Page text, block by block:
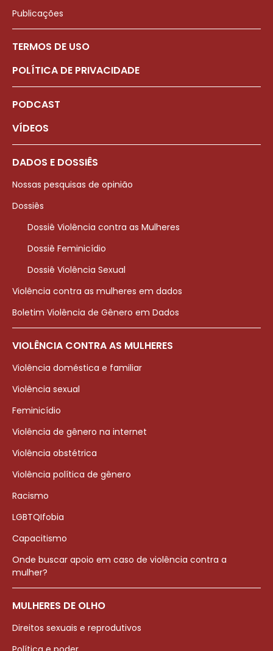
Publicações
TERMOS DE USO
POLÍTICA DE PRIVACIDADE
PODCAST
VÍDEOS
DADOS E DOSSIÊS
Nossas pesquisas de opinião
Dossiês
Dossiê Violência contra as Mulheres
Dossiê Feminicídio
Dossiê Violência Sexual
Violência contra as mulheres em dados
Boletim Violência de Gênero em Dados
VIOLÊNCIA CONTRA AS MULHERES
Violência doméstica e familiar
Violência sexual
Feminicídio
Violência de gênero na internet
Violência obstétrica
Violência política de gênero
Racismo
LGBTQIfobia
Capacitismo
Onde buscar apoio em caso de violência contra a
mulher?
MULHERES DE OLHO
Direitos sexuais e reprodutivos